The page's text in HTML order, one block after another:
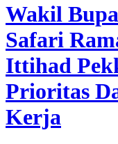
Wakil
Safari
Ittihad
Prioritas
Kerja